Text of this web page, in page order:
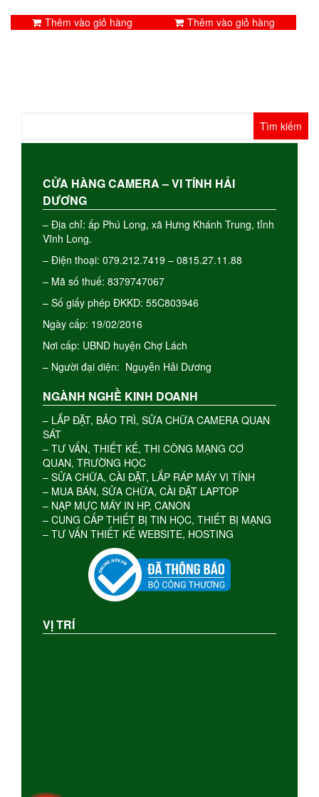
Thêm vào giỏ hàng Thêm vào giỏ hàng
cho:
CỬA HÀNG CAMERA – VI TÍNH HẢI
DƯƠNG
– Địa chỉ: ấp Phú Long, xã Hưng Khánh Trung, tỉnh
Vĩnh Long.
– Điện thoại: 079.212.7419 – 0815.27.11.88
– Mã số thuế: 8379747067
– Số giấy phép ĐKKD: 55C803946
Ngày cấp: 19/02/2016
Nơi cấp: UBND huyện Chợ Lách
– Người đại diện: Nguyễn Hải Dương
NGÀNH NGHỀ KINH DOANH
– LẮP ĐẶT, BẢO TRÌ, SỬA CHỮA CAMERA QUAN
SÁT
– TƯ VẤN, THIẾT KẾ, THI CÔNG MẠNG CƠ
QUAN, TRƯỜNG HỌC
– SỬA CHỮA, CÀI ĐẶT, LẮP RÁP MÁY VI TÍNH
– MUA BÁN, SỬA CHỮA, CÀI ĐẶT LAPTOP
– NẠP MỰC MÁY IN HP, CANON
– CUNG CẤP THIẾT BỊ TIN HỌC, THIẾT BỊ MẠNG
– TƯ VẤN THIẾT KẾ WEBSITE, HOSTING
VỊ TRÍ